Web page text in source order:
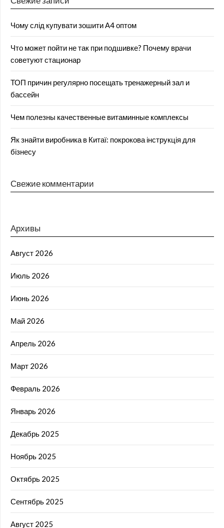
Чому слід купувати зошити А4 оптом
Что может пойти не так при подшивке? Почему врачи
советуют стационар
ТОП причин регулярно посещать тренажерный зал и
бассейн
Чем полезны качественные витаминные комплексы
Як знайти виробника в Китаї: покрокова інструкція для
бізнесу
Свежие комментарии
Архивы
Август 2026
Июль 2026
Июнь 2026
Май 2026
Апрель 2026
Март 2026
Февраль 2026
Январь 2026
Декабрь 2025
Ноябрь 2025
Октябрь 2025
Сентябрь 2025
Август 2025